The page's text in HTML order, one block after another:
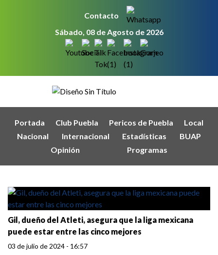
Contacto
Sábado, 08 de Agosto de 2026
Portada Club Puebla Pericos de Puebla
Local
Nacional
Internacional Estadísticas
BUAP
Opinión
Programas
Gil, dueño del Atleti, asegura que la liga mexicana
puede estar entre las cinco mejores
03 de julio de 2024 - 16:57